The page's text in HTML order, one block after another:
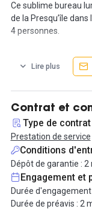
Ce sublime bureau
de la Presqu’île
4 personnes.
3 bureaux 3 postes
1 bureau 9 postes.
Proche de l'une des
en commun ainsi
Ce bureau clés-en-
votre intégration.
Vous n'avez plus
Lire plus
Contrat et
Type de contrat
Prestation de service
Conditions
Dépôt de garantie : 2
Engagement et
Durée d'engagement
Durée de préavis : 2